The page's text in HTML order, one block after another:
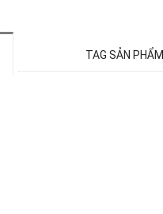
TAG SẢN PHẨM